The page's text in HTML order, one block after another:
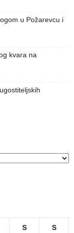
u Požarevcu i
kvara na
S S